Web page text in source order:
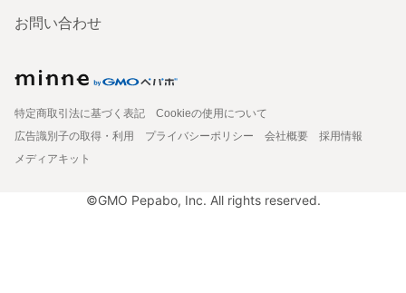
お問い合わせ
特定商取引法に基づく表記
Cookieの使用について
広告識別子の取得・利用
プライバシーポリシー 会社概要
採用情報
メディアキット
©GMO Pepabo, Inc. All rights reserved.